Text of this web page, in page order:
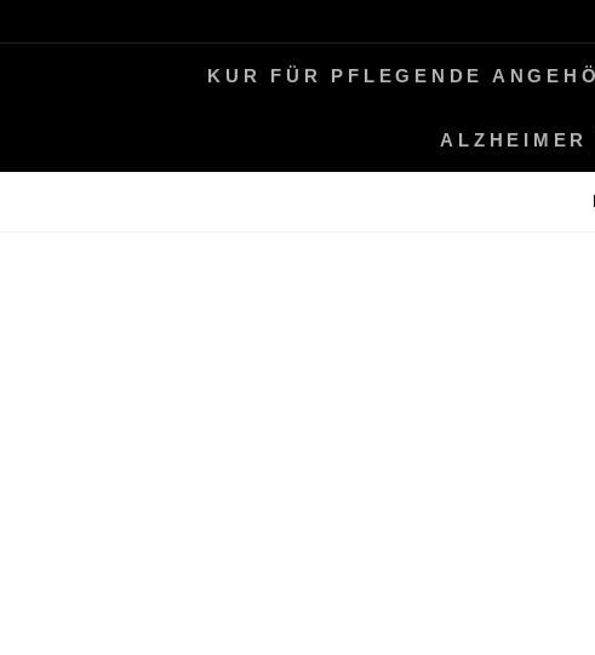
to
PERIFAIR
KUR FÜR PFLEGENDE
ALZHEIMER